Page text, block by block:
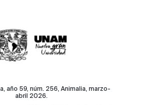
año 59, núm. 256, Animalia, marzo-
abril 2026.